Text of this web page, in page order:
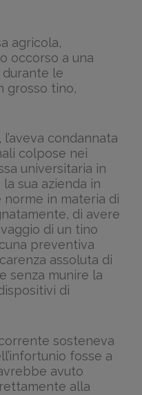
agricola,
occorso a una
durante le
grosso tino,
condannata
colpose nei
universitaria in
sua azienda in
in materia di
di avere
di un tino
preventiva
assoluta di
senza munire la
di
sosteneva
fosse a
avuto
alla